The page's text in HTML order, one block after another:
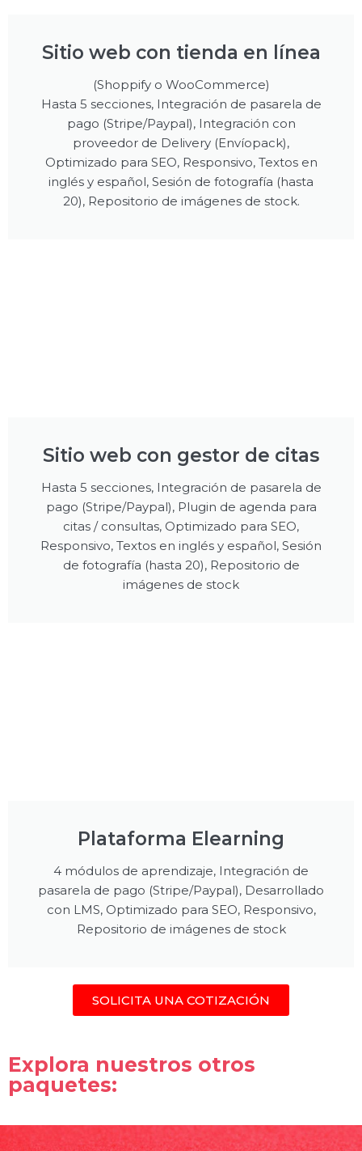
Sitio web con tienda en línea
(Shoppify o WooCommerce)
Hasta 5 secciones, Integración de pasarela de
pago (Stripe/Paypal), Integración con
proveedor de Delivery (Envíopack),
Optimizado para SEO, Responsivo, Textos en
inglés y español, Sesión de fotografía (hasta
20), Repositorio de imágenes de stock.
Sitio web con gestor de citas
Hasta 5 secciones, Integración de pasarela de
pago (Stripe/Paypal), Plugin de agenda para
citas / consultas, Optimizado para SEO,
Responsivo, Textos en inglés y español, Sesión
de fotografía (hasta 20), Repositorio de
imágenes de stock
Plataforma Elearning
4 módulos de aprendizaje, Integración de
pasarela de pago (Stripe/Paypal), Desarrollado
con LMS, Optimizado para SEO, Responsivo,
Repositorio de imágenes de stock
SOLICITA UNA COTIZACIÓN
Explora nuestros otros
paquetes: